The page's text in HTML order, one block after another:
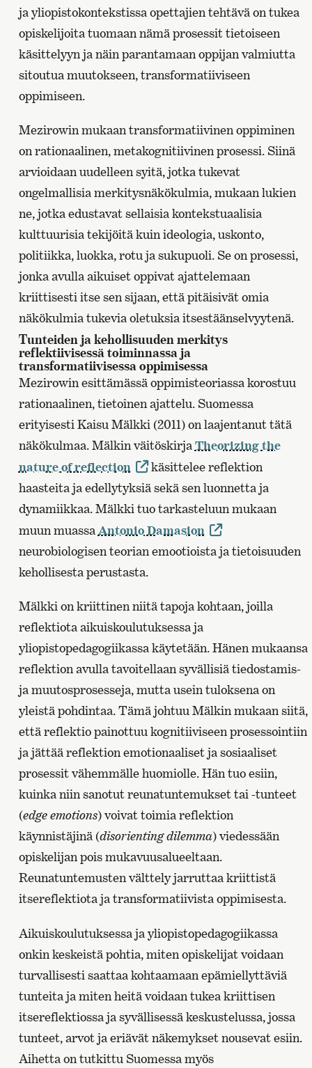
ja yliopistokontekstissa opettajien tehtävä on tukea
opiskelijoita tuomaan nämä prosessit tietoiseen
käsittelyyn ja näin parantamaan oppijan valmiutta
sitoutua muutokseen, transformatiiviseen
oppimiseen.
Mezirowin mukaan transformatiivinen oppiminen
on rationaalinen, metakognitiivinen prosessi. Siinä
arvioidaan uudelleen syitä, jotka tukevat
ongelmallisia merkitysnäkökulmia, mukaan lukien
ne, jotka edustavat sellaisia kontekstuaalisia
kulttuurisia tekijöitä kuin ideologia, uskonto,
politiikka, luokka, rotu ja sukupuoli. Se on prosessi,
jonka avulla aikuiset oppivat ajattelemaan
kriittisesti itse sen sijaan, että pitäisivät omia
näkökulmia tukevia oletuksia itsestäänselvyytenä.
Tunteiden ja kehollisuuden merkitys
reflektiivisessä toiminnassa ja
transformatiivisessa oppimisessa
Mezirowin esittämässä oppimisteoriassa korostuu
rationaalinen, tietoinen ajattelu. Suomessa
erityisesti Kaisu Mälkki (2011) on laajentanut tätä
näkökulmaa. Mälkin väitöskirjaTheorizing the
nature of reflection
käsittelee reflektion
haasteita ja edellytyksiä sekä sen luonnetta ja
dynamiikkaa. Mälkki tuo tarkasteluun mukaan
muun muassa Antonio Damasion
neurobiologisen teorian emootioista ja tietoisuuden
kehollisesta perustasta.
Mälkki on kriittinen niitä tapoja kohtaan, joilla
reflektiota aikuiskoulutuksessa ja
yliopistopedagogiikassa käytetään. Hänen mukaansa
reflektion avulla tavoitellaan syvällisiä tiedostamis-
ja muutosprosesseja, mutta usein tuloksena on
yleistä pohdintaa. Tämä johtuu Mälkin mukaan siitä,
että reflektio painottuu kognitiiviseen prosessointiin
ja jättää reflektion emotionaaliset ja sosiaaliset
prosessit vähemmälle huomiolle. Hän tuo esiin,
kuinka niin sanotut reunatuntemukset tai -tunteet
(edge emotions) voivat toimia reflektion
käynnistäjinä (disorienting dilemma) viedessään
opiskelijan pois mukavuusalueeltaan.
Reunatuntemusten välttely jarruttaa kriittistä
itsereflektiota ja transformatiivista oppimisesta.
Aikuiskoulutuksessa ja yliopistopedagogiikassa
onkin keskeistä pohtia, miten opiskelijat voidaan
turvallisesti saattaa kohtaamaan epämiellyttäviä
tunteita ja miten heitä voidaan tukea kriittisen
itsereflektiossa ja syvällisessä keskustelussa, jossa
tunteet, arvot ja eriävät näkemykset nousevat esiin.
Aihetta on tutkittu Suomessa myös